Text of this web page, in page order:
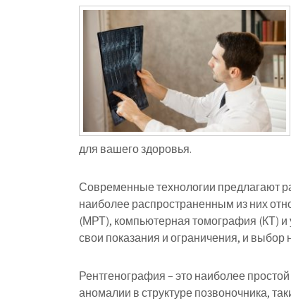
для вашего здоровья.
Современные технологии предлагают
наиболее распространенным из них
(МРТ), компьютерная томография (КТ) и
свои показания и ограничения, и выбор
Рентгенография – это наиболее
аномалии в структуре позвоночника,